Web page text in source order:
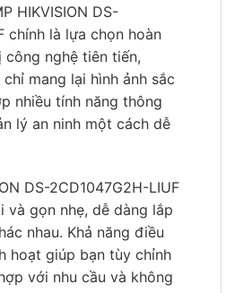
HIKVISION DS-
chính là lựa chọn hoàn
nghệ tiên tiến,
mang lại hình ảnh sắc
nhiều tính năng thông
lý an ninh một cách dễ
DS-2CD1047G2H-LIUF
và gọn nhẹ, dễ dàng lắp
nhau. Khả năng điều
hoạt giúp bạn tùy chỉnh
với nhu cầu và không